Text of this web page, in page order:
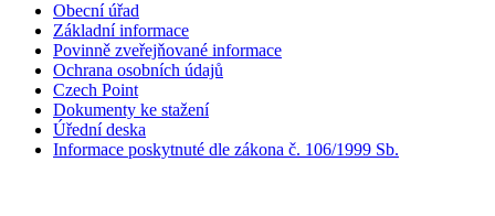
Obecní úřad
Základní informace
Povinně zveřejňované informace
Ochrana osobních údajů
Czech Point
Dokumenty ke stažení
Úřední deska
Informace poskytnuté dle zákona č. 106/1999 Sb.